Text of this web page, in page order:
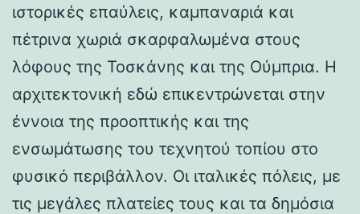
ιστορικές επαύλεις, καμπαναριά και
πέτρινα χωριά σκαρφαλωμένα στους
λόφους της Τοσκάνης και της Ούμπρια. Η
αρχιτεκτονική εδώ επικεντρώνεται στην
έννοια της προοπτικής και της
ενσωμάτωσης του τεχνητού τοπίου στο
φυσικό περιβάλλον. Οι ιταλικές πόλεις, με
τις μεγάλες πλατείες τους και τα δημόσια